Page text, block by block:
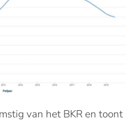
van het BKR en toont